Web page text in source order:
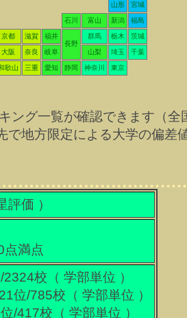
山形 宮城
石川 富山 新潟 福島
京都 滋賀
福井
長野
群馬 栃木 茨城
大阪 奈良 岐阜 山梨 埼玉 千葉
歌山 三重 愛知 静岡 神奈川 東京
グ一覧が確認できます（全
地方限定による大学の偏差
評価 ）
点満点
校（ 学部単位 ）
位/785校（ 学部単位 ）
/417校（ 学部単位 ）